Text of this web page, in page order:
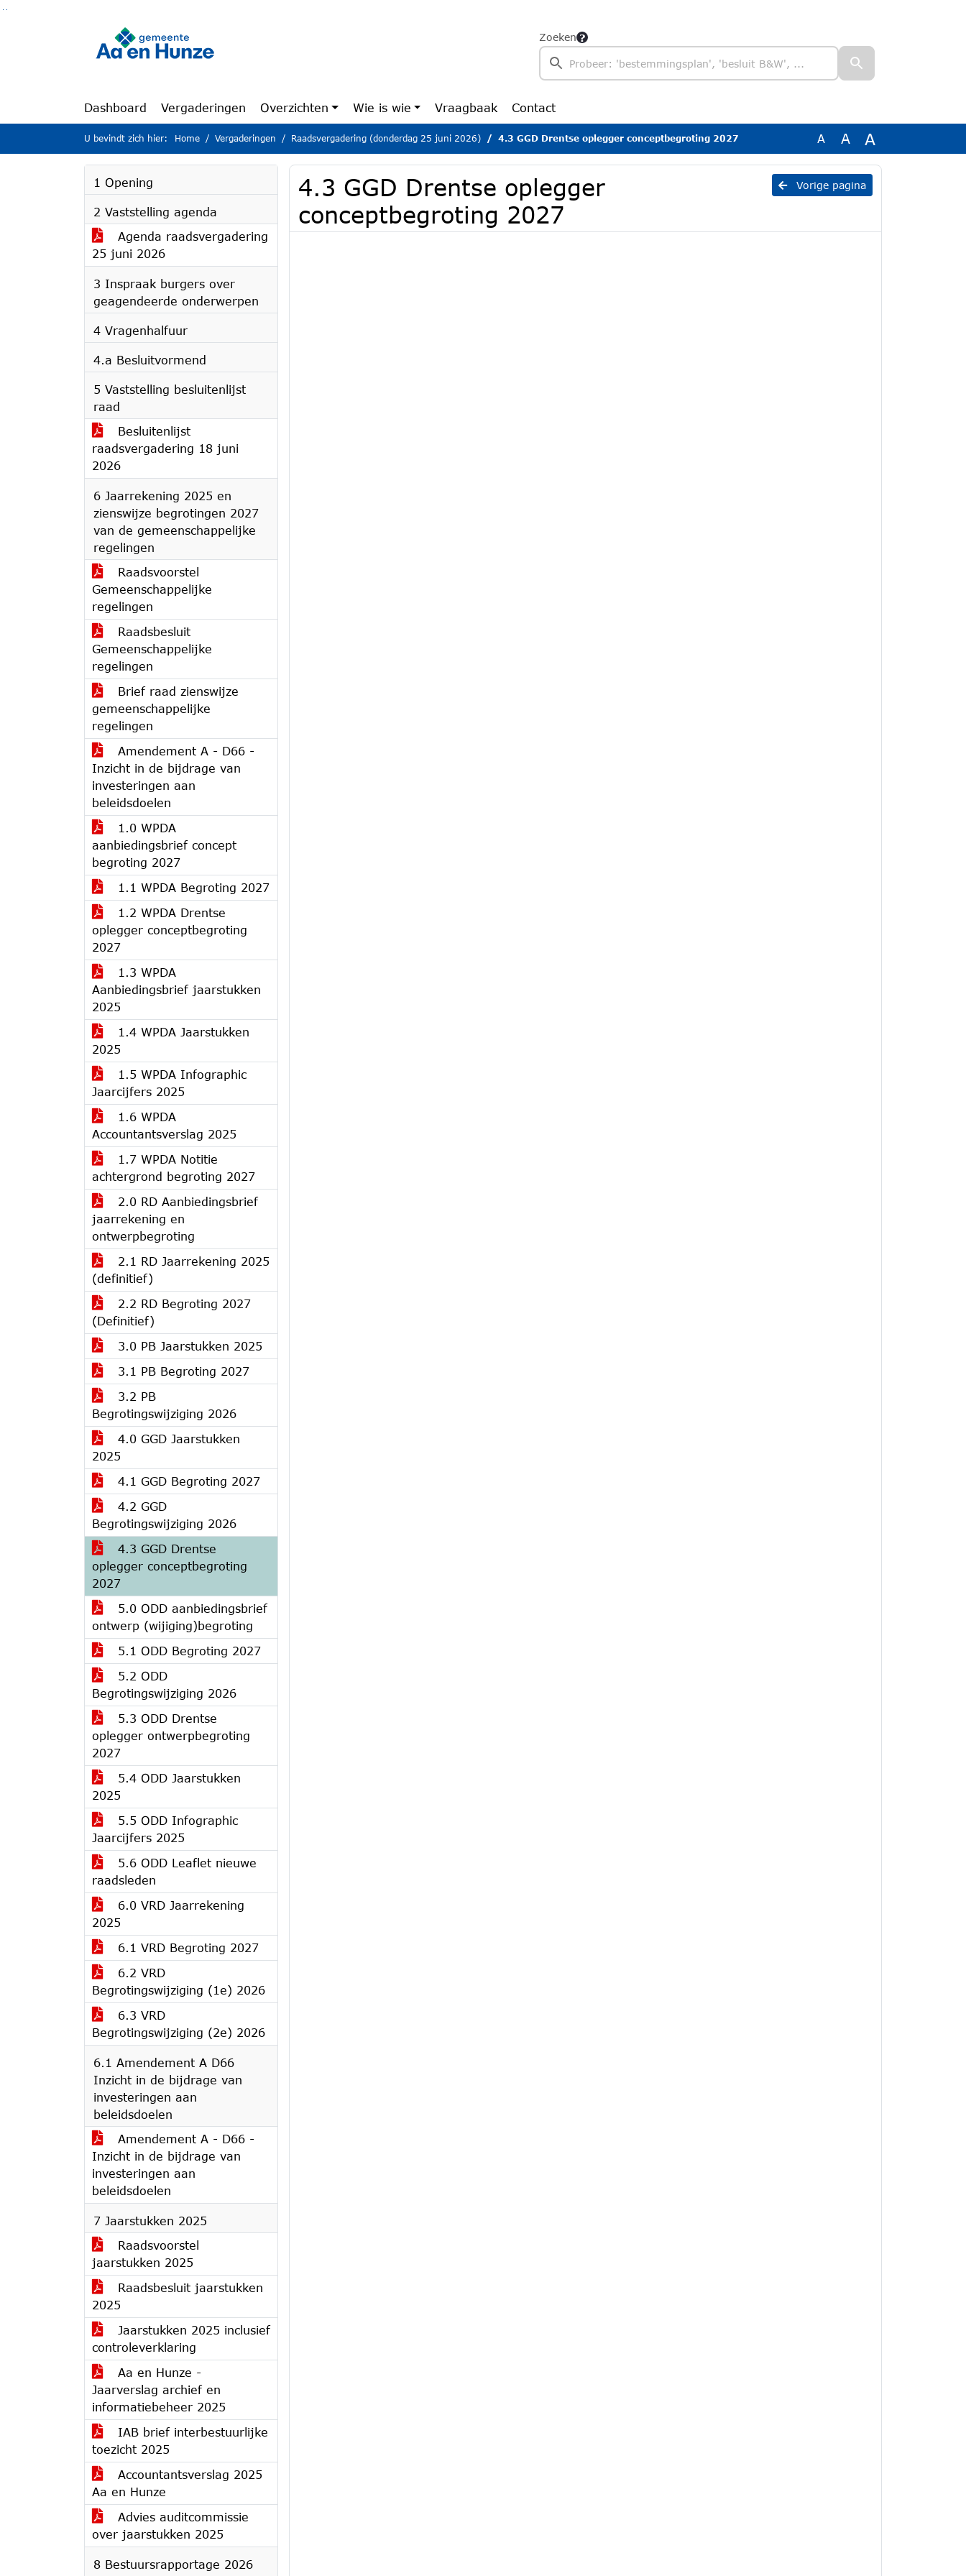
Zoeken
Dashboard Vergaderingen Overzichten Wie is wie Vraagbaak Contact
U bevindt zich hier: Home Vergaderingen Raadsvergadering (donderdag 25 juni 2026) 4.3 GGD Drentse oplegger conceptbegroting 2027 A A A
1 Opening
2 Vaststelling agenda
Agenda raadsvergadering
25 juni 2026
3 Inspraak burgers over
geagendeerde onderwerpen
4 Vragenhalfuur
4.a Besluitvormend
5 Vaststelling besluitenlijst
raad
Besluitenlijst
raadsvergadering 18 juni
2026
6 Jaarrekening 2025 en
zienswijze begrotingen 2027
van de gemeenschappelijke
regelingen
Raadsvoorstel
Gemeenschappelijke
regelingen
Raadsbesluit
Gemeenschappelijke
regelingen
Brief raad zienswijze
gemeenschappelijke
regelingen
Amendement A - D66 -
Inzicht in de bijdrage van
investeringen aan
beleidsdoelen
1.0 WPDA
aanbiedingsbrief concept
begroting 2027
1.1 WPDA Begroting 2027
1.2 WPDA Drentse
oplegger conceptbegroting
2027
1.3 WPDA
Aanbiedingsbrief jaarstukken
2025
1.4 WPDA Jaarstukken
2025
1.5 WPDA Infographic
Jaarcijfers 2025
1.6 WPDA
Accountantsverslag 2025
1.7 WPDA Notitie
achtergrond begroting 2027
2.0 RD Aanbiedingsbrief
jaarrekening en
ontwerpbegroting
2.1 RD Jaarrekening 2025
(definitief)
2.2 RD Begroting 2027
(Definitief)
3.0 PB Jaarstukken 2025
3.1 PB Begroting 2027
3.2 PB
Begrotingswijziging 2026
4.0 GGD Jaarstukken
2025
4.1 GGD Begroting 2027
4.2 GGD
Begrotingswijziging 2026
4.3 GGD Drentse
oplegger conceptbegroting
2027
5.0 ODD aanbiedingsbrief
ontwerp (wijiging)begroting
5.1 ODD Begroting 2027
5.2 ODD
Begrotingswijziging 2026
5.3 ODD Drentse
oplegger ontwerpbegroting
2027
5.4 ODD Jaarstukken
2025
5.5 ODD Infographic
Jaarcijfers 2025
5.6 ODD Leaflet nieuwe
raadsleden
6.0 VRD Jaarrekening
2025
6.1 VRD Begroting 2027
6.2 VRD
Begrotingswijziging (1e) 2026
6.3 VRD
Begrotingswijziging (2e) 2026
6.1 Amendement A D66
Inzicht in de bijdrage van
investeringen aan
beleidsdoelen
Amendement A - D66 -
Inzicht in de bijdrage van
investeringen aan
beleidsdoelen
7 Jaarstukken 2025
Raadsvoorstel
jaarstukken 2025
Raadsbesluit jaarstukken
2025
Jaarstukken 2025 inclusief
controleverklaring
Aa en Hunze -
Jaarverslag archief en
informatiebeheer 2025
IAB brief interbestuurlijke
toezicht 2025
Accountantsverslag 2025
Aa en Hunze
Advies auditcommissie
over jaarstukken 2025
8 Bestuursrapportage 2026
Vorige pagina
4.3 GGD Drentse oplegger
conceptbegroting 2027